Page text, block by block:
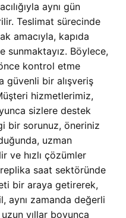
aynı gün
Teslimat sürecinde
amacıyla, kapıda
sunmaktayız. Böylece,
kontrol etme
güvenli bir alışveriş
hizmetlerimiz,
sizlere destek
bir sorunuz, öneriniz
uzman
ve hızlı çözümler
saat sektöründe
bir araya getirerek,
aynı zamanda değerli
yıllar boyunca